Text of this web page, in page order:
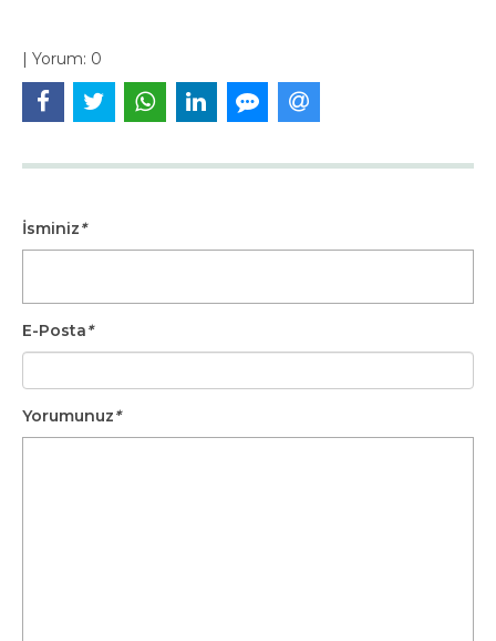
| Yorum: 0
İsminiz*
E-Posta*
Yorumunuz*